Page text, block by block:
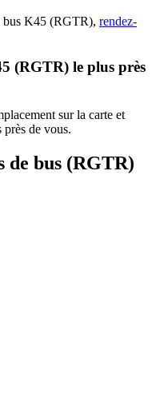
bus K45 (RGTR), rendez-
(RGTR) le plus près
sur la carte et
de vous.
de bus (RGTR)